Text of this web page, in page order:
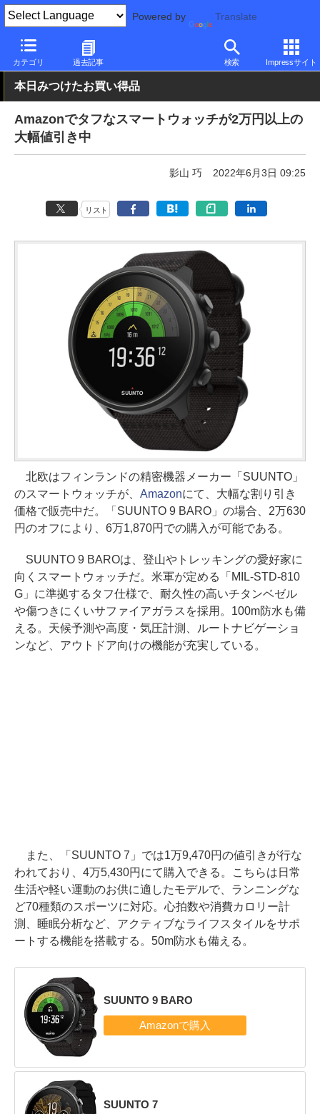
Powered by Translate
カテゴリ 過去記事 検索 Impressサイト
PC Watch 半導体/周辺機器 スマートウォッチ その他
本日みつけたお買い得品
Amazonでタフなスマートウォッチが2万円以上の
大幅値引き中
影山 巧 2022年6月3日 09:25
リスト
北欧はフィンランドの精密機器メーカー「SUUNTO」
のスマートウォッチが、 Amazonにて、大幅な割り引き
価格で販売中だ。「SUUNTO 9 BARO」の場合、2万630
円のオフにより、6万1,870円での購入が可能である。
SUUNTO 9 BAROは、登山やトレッキングの愛好家に
向くスマートウォッチだ。米軍が定める「MIL-STD-810
G」に準拠するタフ仕様で、耐久性の高いチタンベゼル
や傷つきにくいサファイアガラスを採用。100m防水も備
える。天候予測や高度・気圧計測、ルートナビゲーショ
ンなど、アウトドア向けの機能が充実している。
また、「SUUNTO 7」では1万9,470円の値引きが行な
われており、4万5,430円にて購入できる。こちらは日常
生活や軽い運動のお供に適したモデルで、ランニングな
ど70種類のスポーツに対応。心拍数や消費カロリー計
測、睡眠分析など、アクティブなライフスタイルをサポ
ートする機能を搭載する。50m防水も備える。
SUUNTO 9 BARO
SUUNTO 7